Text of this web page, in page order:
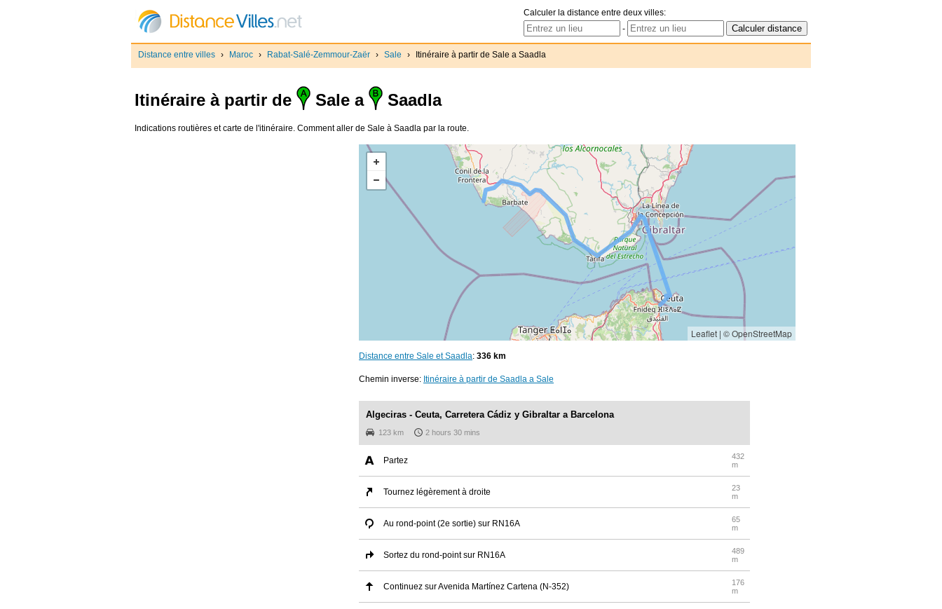
Calculer la distance entre deux villes:
-
Distance entre villes › Maroc › Rabat-Salé-Zemmour-Zaër › Sale › Itinéraire à partir de Sale a Saadla
Itinéraire à partir de Sale a Saadla
Indications routières et carte de l'itinéraire. Comment aller de Sale à Saadla par la route.
Leaflet | © OpenStreetMap
Distance entre Sale et Saadla: 336 km
Chemin inverse: Itinéraire à partir de Saadla a Sale
Algeciras - Ceuta, Carretera Cádiz y Gibraltar a Barcelona
123 km 2 hours 30 mins
Partez
432
m
Tournez légèrement à droite
23
m
Au rond-point (2e sortie) sur RN16A
65
m
Sortez du rond-point sur RN16A
489
m
Continuez sur Avenida Martínez Cartena (N-352)
176
m